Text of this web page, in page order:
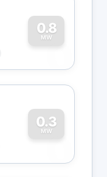
0.8
MW
0
0.3
MW
0